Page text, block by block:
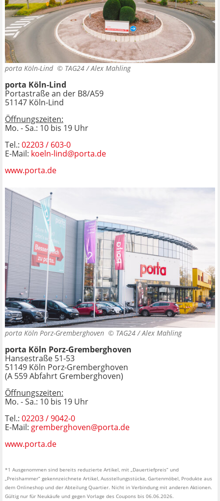
porta Köln-Lind © TAG24 / Alex Mahling
porta Köln-Lind
Portastraße an der B8/A59
51147 Köln-Lind
Öffnungszeiten:
Mo. - Sa.: 10 bis 19 Uhr
Tel.: 02203 / 603-0
E-Mail: koeln-lind@porta.de
www.porta.de
porta Köln Porz-Gremberghoven © TAG24 / Alex Mahling
porta Köln Porz-Gremberghoven
Hansestraße 51-53
51149 Köln Porz-Gremberghoven
(A 559 Abfahrt Gremberghoven)
Öffnungszeiten:
Mo. - Sa.: 10 bis 19 Uhr
Tel.: 02203 / 9042-0
E-Mail: gremberghoven@porta.de
www.porta.de
*1 Ausgenommen sind bereits reduzierte Artikel, mit „Dauertiefpreis“ und
„Preishammer“ gekennzeichnete Artikel, Ausstellungsstücke, Gartenmöbel, Produkte aus
dem Onlineshop und der Abteilung Quartier. Nicht in Verbindung mit anderen Aktionen.
Gültig nur für Neukäufe und gegen Vorlage des Coupons bis 06.06.2026.